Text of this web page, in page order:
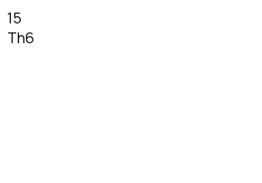
15
Th6